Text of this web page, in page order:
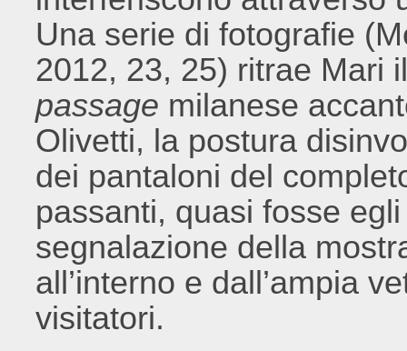
Una serie di fotografie
2012, 23, 25) ritrae Mari
passage milanese
Olivetti, la postura
dei pantaloni del
passanti, quasi fosse
segnalazione della
all’interno e dall’ampia
visitatori.